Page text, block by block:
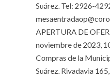
Suárez. Tel: 2926-
APERTURA DE
noviembre de 2023,
Compras de la
Suárez. Rivadavia